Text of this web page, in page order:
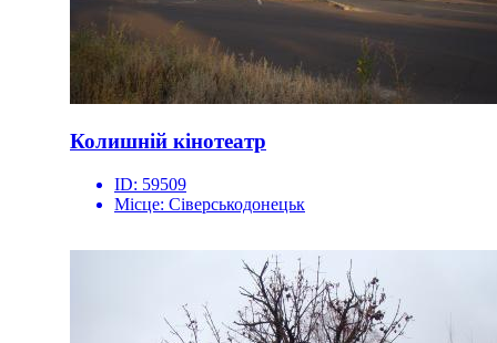
Колишній кінотеатр
ID: 59509
Місце: Сіверськодонецьк